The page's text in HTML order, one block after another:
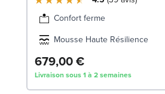
Confort ferme
Mousse Haute Résilience
679,00 €
Livraison sous 1 à 2 semaines